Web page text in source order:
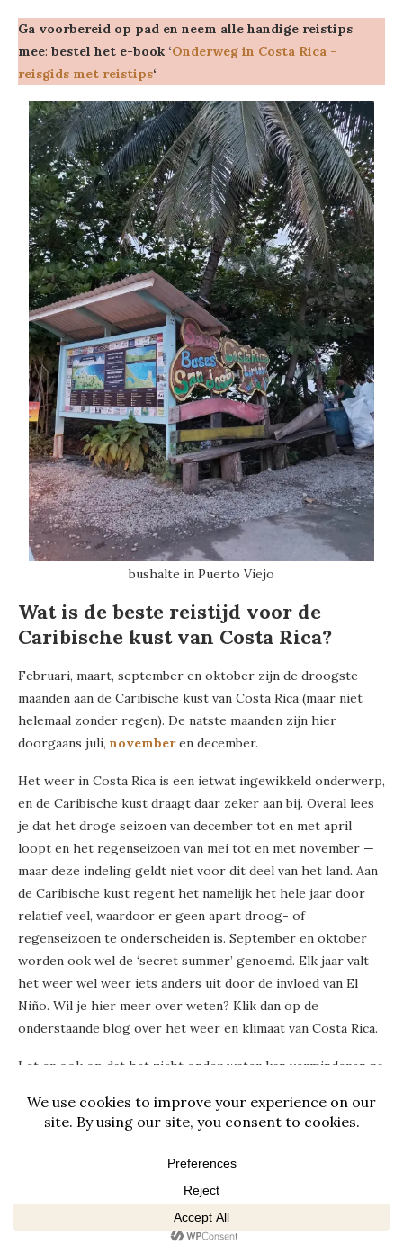
Ga voorbereid op pad en neem alle handige reistips
mee: bestel het e-book ‘Onderweg in Costa Rica –
reisgids met reistips‘
bushalte in Puerto Viejo
Wat is de beste reistijd voor de
Caribische kust van Costa Rica?
Februari, maart, september en oktober zijn de droogste
maanden aan de Caribische kust van Costa Rica (maar niet
helemaal zonder regen). De natste maanden zijn hier
doorgaans juli, novemberen december.
Het weer in Costa Rica is een ietwat ingewikkeld onderwerp,
en de Caribische kust draagt daar zeker aan bij. Overal lees
je dat het droge seizoen van december tot en met april
loopt en het regenseizoen van mei tot en met november —
maar deze indeling geldt niet voor dit deel van het land. Aan
de Caribische kust regent het namelijk het hele jaar door
relatief veel, waardoor er geen apart droog- of
regenseizoen te onderscheiden is. September en oktober
worden ook wel de ‘secret summer’ genoemd. Elk jaar valt
het weer wel weer iets anders uit door de invloed van El
Niño. Wil je hier meer over weten? Klik dan op de
onderstaande blog over het weer en klimaat van Costa Rica.
Let er ook op dat het zicht onder water kan verminderen na
snorkeltour plant.
het weer en klimaat van Costa Rica
de beste reistijd voor Costa Rica